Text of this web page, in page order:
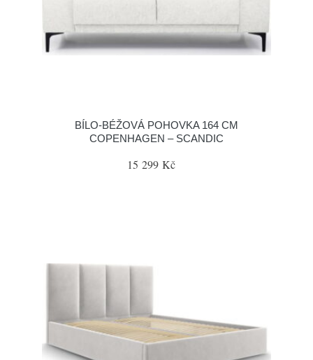
BÍLO-BÉŽOVÁ POHOVKA 164 CM
COPENHAGEN – SCANDIC
15 299 Kč